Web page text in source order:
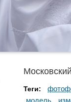
Теги:
модель